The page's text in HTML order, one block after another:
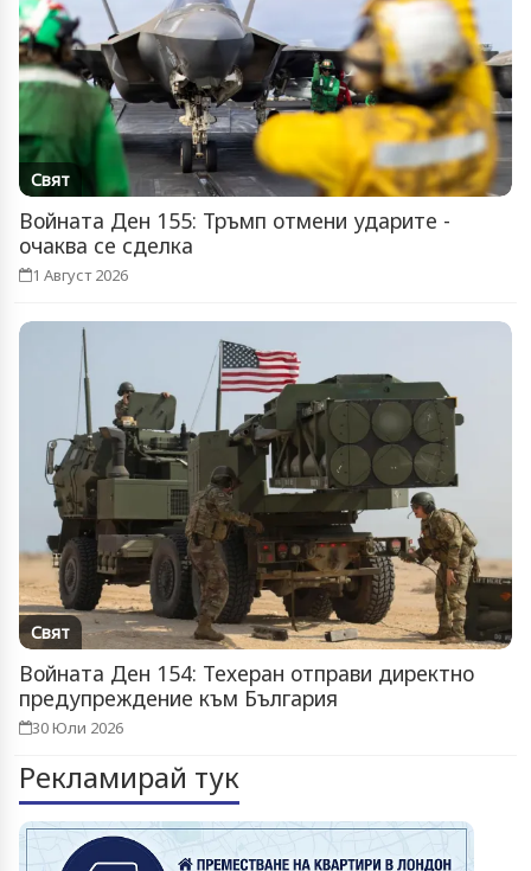
Свят
Войната Ден 155: Тръмп отмени ударите -
очаква се сделка
1 Август 2026
Свят
Войната Ден 154: Техеран отправи директно
предупреждение към България
30 Юли 2026
Рекламирай тук